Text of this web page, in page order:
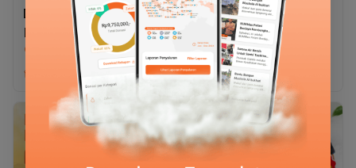
Desaku Berqurban
Kambing
Rp1.950.000
Desaku Berqurban
Kambing
Desaku Berqurban 1/7
Rp2.350.000
Desaku Berqurban 1/7
Sapi